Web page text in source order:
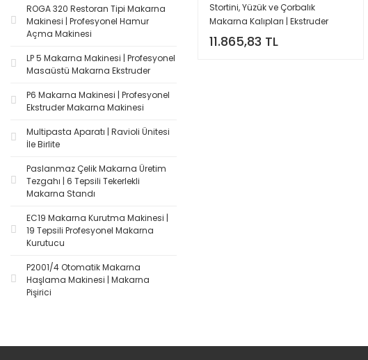
ROGA 320 Restoran Tipi Makarna
Makinesi | Profesyonel Hamur
Açma Makinesi
LP 5 Makarna Makinesi | Profesyonel
Masaüstü Makarna Ekstruder
P6 Makarna Makinesi | Profesyonel
Ekstruder Makarna Makinesi
Multipasta Aparatı | Ravioli Ünitesi
İle Birlite
Paslanmaz Çelik Makarna Üretim
Tezgahı | 6 Tepsili Tekerlekli
Makarna Standı
EC19 Makarna Kurutma Makinesi |
19 Tepsili Profesyonel Makarna
Kurutucu
P2001/4 Otomatik Makarna
Haşlama Makinesi | Makarna
Pişirici
Stortini, Yüzük ve Çorbalık
Makarna Kalıpları | Ekstruder
Uyumlu
11.865,83 TL